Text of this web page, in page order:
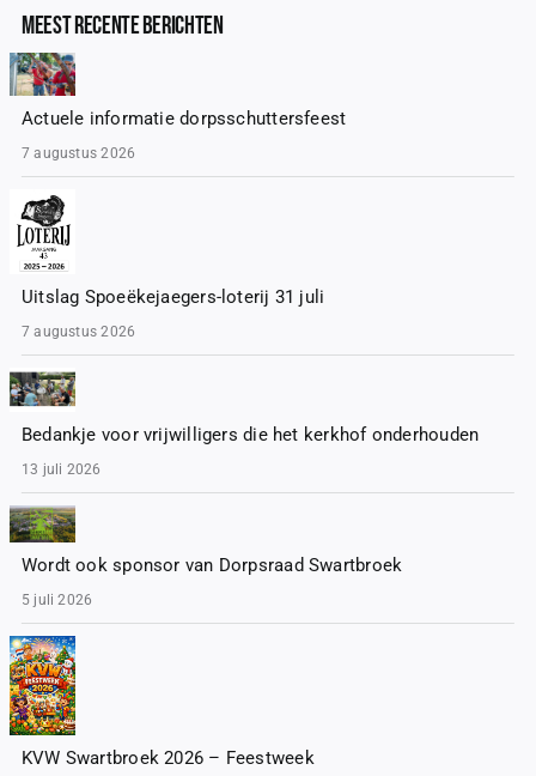
Meest recente Berichten
Actuele informatie dorpsschuttersfeest
7 augustus 2026
Uitslag Spoeëkejaegers-loterij 31 juli
7 augustus 2026
Bedankje voor vrijwilligers die het kerkhof onderhouden
13 juli 2026
Wordt ook sponsor van Dorpsraad Swartbroek
5 juli 2026
KVW Swartbroek 2026 – Feestweek